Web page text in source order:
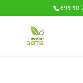
699 90